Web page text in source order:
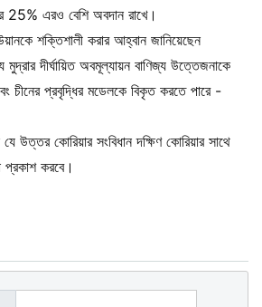
25% এরও বেশি অবদান রাখে।
শক্তিশালী করার আহ্বান জানিয়েছেন
দীর্ঘায়িত অবমূল্যায়ন বাণিজ্য উত্তেজনাকে
চীনের প্রবৃদ্ধির মডেলকে বিকৃত করতে পারে -
উত্তর কোরিয়ার সংবিধান দক্ষিণ কোরিয়ার সাথে
করবে।